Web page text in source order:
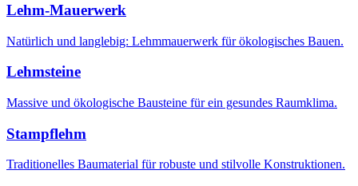
Lehm-Mauerwerk​
Natürlich und langlebig: Lehmmauerwerk für ökologisches Bauen.
Lehmsteine
Massive und ökologische Bausteine für ein gesundes Raumklima.
Stampflehm
Traditionelles Baumaterial für robuste und stilvolle Konstruktionen.